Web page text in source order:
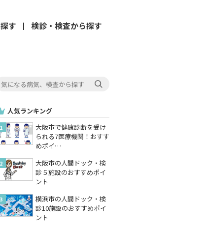
探す 検診・検査から探す
人気ランキング
大阪市で健康診断を受け
られる7医療機関！おすす
めポイ…
大阪市の人間ドック・検
診５施設のおすすめポイ
ント
横浜市の人間ドック・検
診10施設のおすすめポイ
ント